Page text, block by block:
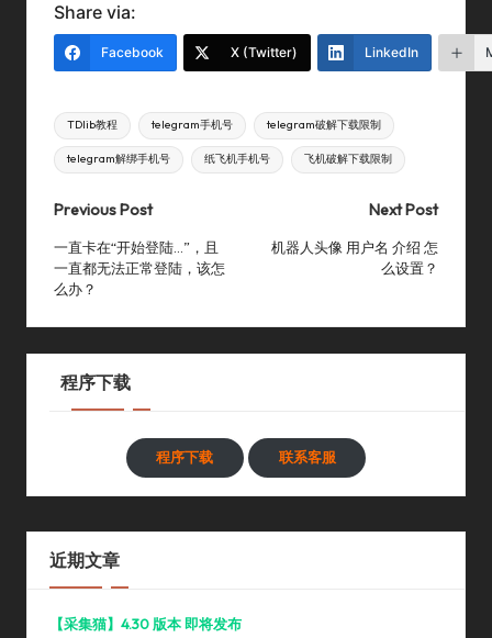
Share via:
Facebook X (Twitter) LinkedIn
Tags:
TDlib教程 telegram手机号 telegram破解下载限制
telegram解绑手机号 纸飞机手机号 飞机破解下载限制
Post
navigation
Previous Post
一直卡在“开始登陆…”，且
一直都无法正常登陆，该怎
么办？
Next Post
机器人头像 用户名 介绍 怎
么设置？
程序下载
程序下载 联系客服
近期文章
【采集猫】4.30 版本 即将发布